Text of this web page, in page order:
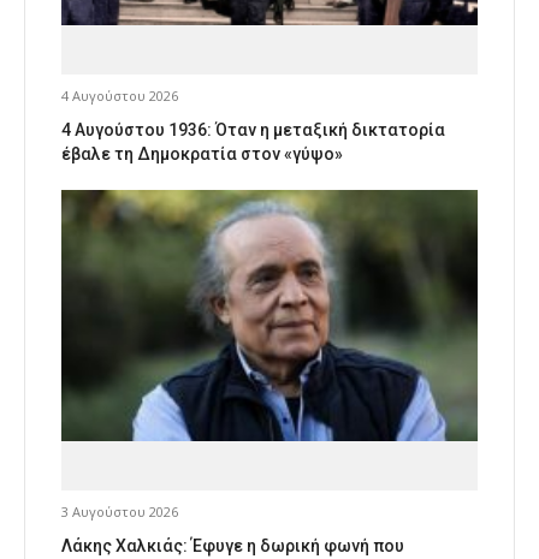
4 Αυγούστου 2026
4 Αυγούστου 1936: Όταν η μεταξική δικτατορία
έβαλε τη Δημοκρατία στον «γύψο»
3 Αυγούστου 2026
Λάκης Χαλκιάς: Έφυγε η δωρική φωνή που